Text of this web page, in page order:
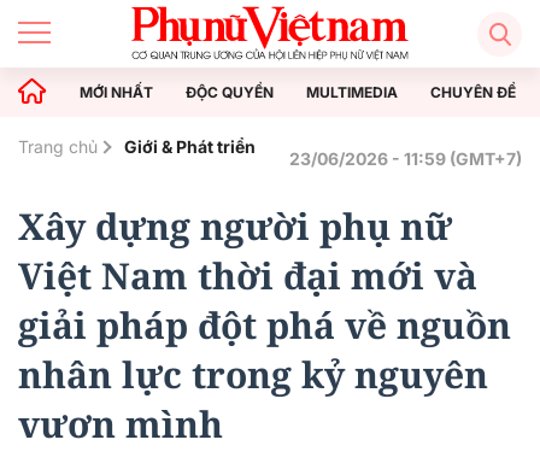
MỚI NHẤT ĐỘC QUYỀN MULTIMEDIA CHUYÊN ĐỀ
Trang chủ Giới & Phát triển
23/06/2026 - 11:59 (GMT+7)
Xây dựng người phụ nữ
Việt Nam thời đại mới và
giải pháp đột phá về nguồn
nhân lực trong kỷ nguyên
vươn mình